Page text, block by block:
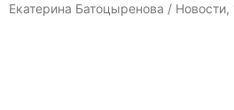
Екатерина Батоцыренова / Новости,